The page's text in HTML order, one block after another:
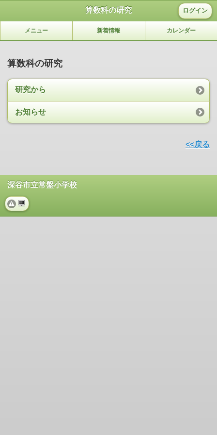
算数科の研究 ログイン
メニュー 新着情報 カレンダー
算数科の研究
研究から
お知らせ
<<戻る
深谷市立常盤小学校